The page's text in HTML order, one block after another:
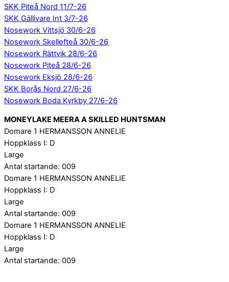
SKK Piteå Nord 11/7-26
SKK Gällivare Int 3/7-26
Nosework Vittsjö 30/6-26
Nosework Skellefteå 30/6-26
Nosework Rättvik 28/6-26
Nosework Piteå 28/6-26
Nosework Eksjö 28/6-26
SKK Borås Nord 27/6-26
Nosework Boda Kyrkby 27/6-26
MONEYLAKE MEERA A SKILLED HUNTSMAN
Domare 1 HERMANSSON ANNELIE
Hoppklass I: D
Large
Antal startande: 009
Domare 1 HERMANSSON ANNELIE
Hoppklass I: D
Large
Antal startande: 009
Domare 1 HERMANSSON ANNELIE
Hoppklass I: D
Large
Antal startande: 009